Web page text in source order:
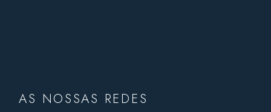
AS NOSSAS REDES